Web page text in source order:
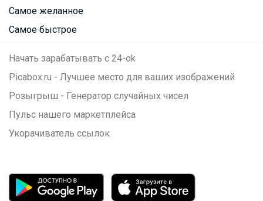
Самое желанное
Самое быстрое
Начать зарабатывать с 24-ok
Picabox.ru - Лучшее место для ваших изображений
Розыгрыш - Генератор случайных чисел
Пульс нашего маркетплейса
Укорачиватель ссылок